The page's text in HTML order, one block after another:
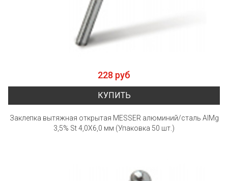
228 руб
КУПИТЬ
Заклепка вытяжная открытая MESSER алюминий/сталь AlMg
3,5% St 4,0X6,0 мм (Упаковка 50 шт.)